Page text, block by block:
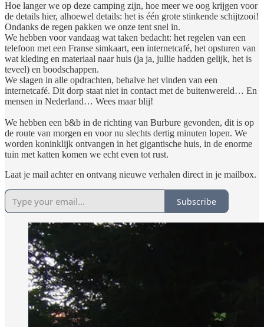
Hoe langer we op deze camping zijn, hoe meer we oog krijgen voor
de details hier, alhoewel details: het is één grote stinkende schijtzooi!
Ondanks de regen pakken we onze tent snel in.
We hebben voor vandaag wat taken bedacht: het regelen van een
telefoon met een Franse simkaart, een internetcafé, het opsturen van
wat kleding en materiaal naar huis (ja ja, jullie hadden gelijk, het is
teveel) en boodschappen.
We slagen in alle opdrachten, behalve het vinden van een
internetcafé. Dit dorp staat niet in contact met de buitenwereld… En
mensen in Nederland… Wees maar blij!
We hebben een b&b in de richting van Burbure gevonden, dit is op
de route van morgen en voor nu slechts dertig minuten lopen. We
worden koninklijk ontvangen in het gigantische huis, in de enorme
tuin met katten komen we echt even tot rust.
Laat je mail achter en ontvang nieuwe verhalen direct in je mailbox.
Subscribe